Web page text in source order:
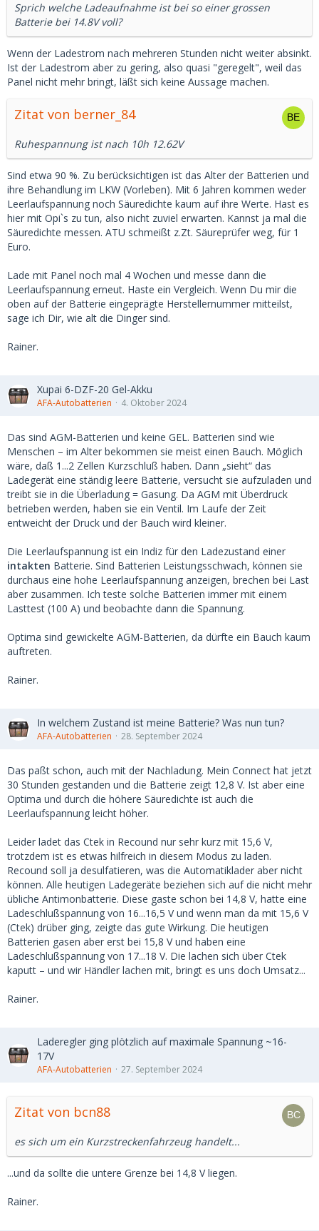
Sprich welche Ladeaufnahme ist bei so einer grossen
Batterie bei 14.8V voll?
Wenn der Ladestrom nach mehreren Stunden nicht weiter absinkt.
Ist der Ladestrom aber zu gering, also quasi "geregelt", weil das
Panel nicht mehr bringt, läßt sich keine Aussage machen.
Zitat von berner_84
Ruhespannung ist nach 10h 12.62V
Sind etwa 90 %. Zu berücksichtigen ist das Alter der Batterien und
ihre Behandlung im LKW (Vorleben). Mit 6 Jahren kommen weder
Leerlaufspannung noch Säuredichte kaum auf ihre Werte. Hast es
hier mit Opi`s zu tun, also nicht zuviel erwarten. Kannst ja mal die
Säuredichte messen. ATU schmeißt z.Zt. Säureprüfer weg, für 1
Euro.
Lade mit Panel noch mal 4 Wochen und messe dann die
Leerlaufspannung erneut. Haste ein Vergleich. Wenn Du mir die
oben auf der Batterie eingeprägte Herstellernummer mitteilst,
sage ich Dir, wie alt die Dinger sind.
Rainer.
Xupai 6-DZF-20 Gel-Akku
AFA-Autobatterien 4. Oktober 2024
Das sind AGM-Batterien und keine GEL. Batterien sind wie
Menschen – im Alter bekommen sie meist einen Bauch. Möglich
wäre, daß 1...2 Zellen Kurzschluß haben. Dann „sieht“ das
Ladegerät eine ständig leere Batterie, versucht sie aufzuladen und
treibt sie in die Überladung = Gasung. Da AGM mit Überdruck
betrieben werden, haben sie ein Ventil. Im Laufe der Zeit
entweicht der Druck und der Bauch wird kleiner.
Die Leerlaufspannung ist ein Indiz für den Ladezustand einer
intakten Batterie. Sind Batterien Leistungsschwach, können sie
durchaus eine hohe Leerlaufspannung anzeigen, brechen bei Last
aber zusammen. Ich teste solche Batterien immer mit einem
Lasttest (100 A) und beobachte dann die Spannung.
Optima sind gewickelte AGM-Batterien, da dürfte ein Bauch kaum
auftreten.
Rainer.
In welchem Zustand ist meine Batterie? Was nun tun?
AFA-Autobatterien 28. September 2024
Das paßt schon, auch mit der Nachladung. Mein Connect hat jetzt
30 Stunden gestanden und die Batterie zeigt 12,8 V. Ist aber eine
Optima und durch die höhere Säuredichte ist auch die
Leerlaufspannung leicht höher.
Leider ladet das Ctek in Recound nur sehr kurz mit 15,6 V,
trotzdem ist es etwas hilfreich in diesem Modus zu laden.
Recound soll ja desulfatieren, was die Automatiklader aber nicht
können. Alle heutigen Ladegeräte beziehen sich auf die nicht mehr
übliche Antimonbatterie. Diese gaste schon bei 14,8 V, hatte eine
Ladeschlußspannung von 16...16,5 V und wenn man da mit 15,6 V
(Ctek) drüber ging, zeigte das gute Wirkung. Die heutigen
Batterien gasen aber erst bei 15,8 V und haben eine
Ladeschlußspannung von 17...18 V. Die lachen sich über Ctek
kaputt – und wir Händler lachen mit, bringt es uns doch Umsatz...
Rainer.
Laderegler ging plötzlich auf maximale Spannung ~16-
17V
AFA-Autobatterien 27. September 2024
Zitat von bcn88
es sich um ein Kurzstreckenfahrzeug handelt...
...und da sollte die untere Grenze bei 14,8 V liegen.
Rainer.